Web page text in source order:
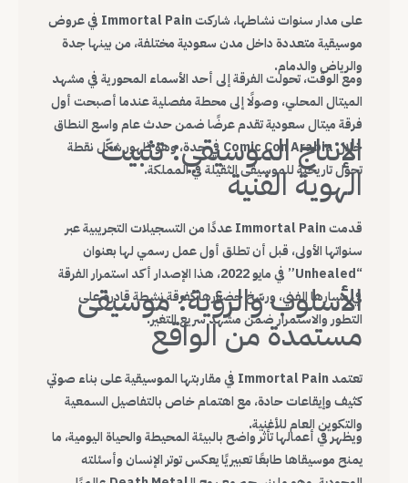
على مدار سنوات نشاطها، شاركت Immortal Pain في عروض
موسيقية متعددة داخل مدن سعودية مختلفة، من بينها جدة
والرياض والدمام.
ومع الوقت، تحولت الفرقة إلى أحد الأسماء المحورية في مشهد
الميتال المحلي، وصولًا إلى محطة مفصلية عندما أصبحت أول
فرقة ميتال سعودية تقدم عرضًا ضمن حدث عام واسع النطاق
خلال Comic Con Arabia في جدة، وهو ظهور شكّل نقطة
تحول تاريخية للموسيقى الثقيلة في المملكة.
الإنتاج الموسيقي: تثبيت
الهوية الفنية
قدمت Immortal Pain عددًا من التسجيلات التجريبية عبر
سنواتها الأولى، قبل أن تطلق أول عمل رسمي لها بعنوان
“Unhealed” في مايو 2022، هذا الإصدار أكد استمرار الفرقة
في مسارها الفني، ورسّخ حضورها كفرقة نشطة قادرة على
التطور والاستمرار ضمن مشهد سريع التغير.
الأسلوب والرؤية: موسيقى
مستمدة من الواقع
تعتمد Immortal Pain في مقاربتها الموسيقية على بناء صوتي
كثيف وإيقاعات حادة، مع اهتمام خاص بالتفاصيل السمعية
والتكوين العام للأغنية.
ويظهر في أعمالها تأثر واضح بالبيئة المحيطة والحياة اليومية، ما
يمنح موسيقاها طابعًا تعبيريًا يعكس توتر الإنسان وأسئلته